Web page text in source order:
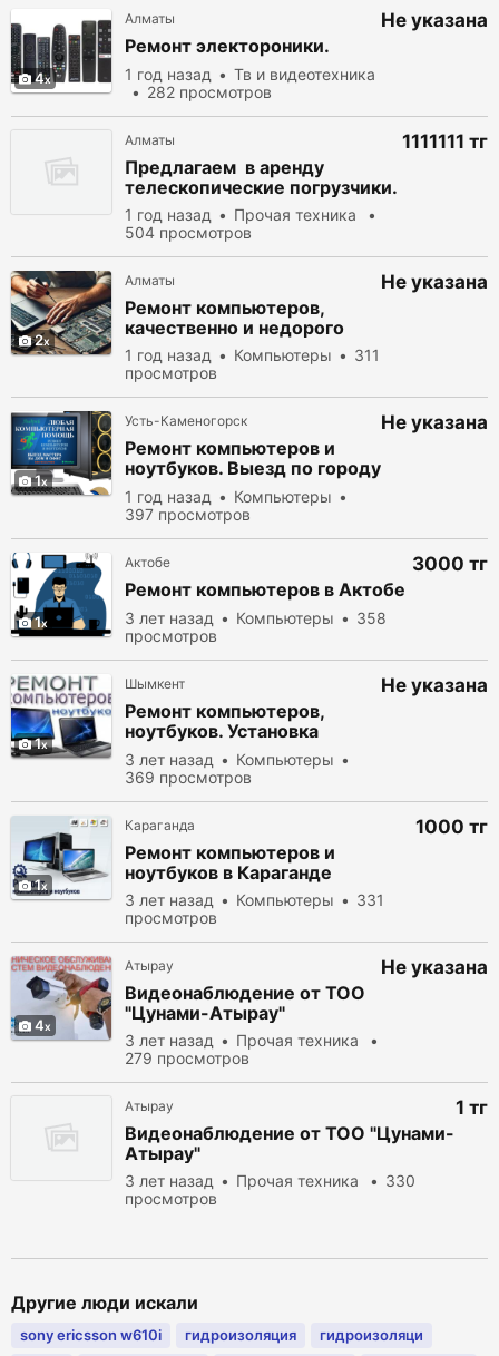
4
Алматы
Ремонт электороники.
1 год назад
Тв и видеотехника
282 просмотров
Не указана
Алматы
Предлагаем в аренду
телескопические погрузчики.
1 год назад
Прочая техника
504 просмотров
1111111 тг
2
Алматы
Ремонт компьютеров,
качественно и недорого
1 год назад Компьютеры
311
просмотров
Не указана
1
Усть-Каменогорск
Ремонт компьютеров и
ноутбуков. Выезд по городу
бесплатно!!!
1 год назад
Компьютеры
397 просмотров
Не указана
1
Актобе
Ремонт компьютеров в Актобе
3 лет назад Компьютеры
358
просмотров
3000 тг
1
Шымкент
Ремонт компьютеров,
ноутбуков. Установка
Windows. Качественно
недорого
3 лет назад
Компьютеры
369 просмотров
Не указана
1
Караганда
Ремонт компьютеров и
ноутбуков в Караганде
3 лет назад Компьютеры
331
просмотров
1000 тг
4
Атырау
Видеонаблюдение от ТОО
"Цунами-Атырау"
3 лет назад
Прочая техника
279 просмотров
Не указана
Атырау
Видеонаблюдение от ТОО "Цунами-
Атырау"
3 лет назад Прочая техника
330
просмотров
1 тг
Другие люди искали
sony ericsson w610i гидроизоляция
гидроизоляци